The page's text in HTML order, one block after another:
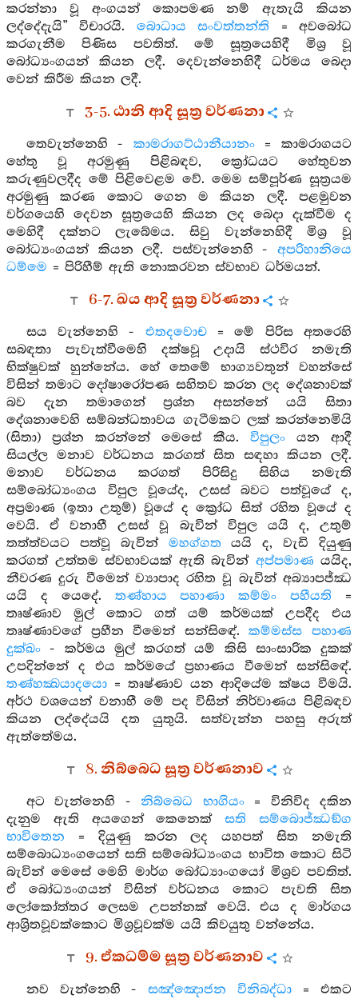
කරන්නා වූ අංගයන් කොපමණ නම් ඇතැයි කියන
ලද්දේදැයි” විචාරයි. බොධාය සංවත්තන්ති = අවබෝධ
කරගැනීම පිණිස පවතිත්. මේ සූත්‍රයෙහිදී මිශ්‍ර වූ
බෝධ්‍යංගයන් කියන ලදී. දෙවැන්නෙහිදී ධර්මය බෙදා
වෙන් කිරීම කියන ලදී.
3-5. ඨානි ආදි සූත්‍ර වර්ණනා
තෙවැන්නෙහි - කාමරාගට්ඨානීයානං= කාමරාගයට
හේතු වූ අරමුණු පිළිබඳව, ක්‍රෝධයට හේතුවන
කරුණුවලදීද මේ පිළිවෙළම වේ. මෙම සම්පූර්ණ සූත්‍රයම
අරමුණු කරණ කොට ගෙන ම කියන ලදී. පළමුවන
වර්ගයෙහි දෙවන සූත්‍රයෙහි කියන ලද බෙදා දැක්වීම ද
මෙහිදී දක්නට ලැබේමය. සිවු වැන්නෙහිදී මිශ්‍ර වූ
බෝධ්‍යංගයන් කියන ලදී. පස්වැන්නෙහි - අපරිහානියෙ
ධම්මෙ = පිරිහීම් ඇති නොකරවන ස්වභාව ධර්මයන්.
6-7. ඛය ආදි සූත්‍ර වර්ණනා
සය වැන්නෙහි - එතදවොච= මේ පිරිස අතරෙහි
සබඳතා පැවැත්වීමෙහි දක්ෂවූ උදායි ස්ථවිර නමැති
භික්ෂුවක් හුන්නේය. හේ තෙමේ භාග්‍යවතුන් වහන්සේ
විසින් තමාට දෝෂාරෝපණ සහිතව කරන ලද දේශනාවක්
බව දැන තමාගෙන් ප්‍රශ්න අසන්නේ යයි සිතා
දේශනාවෙහි සම්බන්ධතාවය ගැටීමකට ලක් කරන්නෙමියි
(සිතා) ප්‍රශ්න කරන්නේ මෙසේ කීය. විපුලංයන ආදී
සියල්ල මනාව වර්ධනය කරගත් සිත සඳහා කියන ලදී.
මනාව වර්ධනය කරගත් පිරිසිදු සිහිය නමැති
සම්බෝධ්‍යංගය විපුල වූයේද, උසස් බවට පත්වූයේ ද,
අප්‍රමාණ (ඉතා උතුම්) වූයේ ද ක්‍රෝධ සිත් රහිත වූයේ ද
වෙයි. ඒ වනාහී උසස් වූ බැවින් විපුල යයි ද, උතුම්
තත්ත්වයට පත්වූ බැවින් මහග්ගත යයි ද, වැඩි දියුණු
කරගත් උත්තම ස්වභාවයක් ඇති බැවින් අප්පමාණ යයිද,
නීවරණ දුරු වීමෙන් ව්‍යාපාද රහිත වූ බැවින් අබ්‍යාපජ්ඣ
යයි ද යෙදේ. තණ්හාය පහාණා කම්මං පහීයති =
තෘෂ්ණාව මුල් කොට ගත් යම් කර්මයක් උපදීද එය
තෘෂ්ණාවගේ ප්‍රහීන වීමෙන් සන්සිඳේ.කම්මස්ස පහාණ
දුක්ඛං- කර්මය මුල් කරගත් යම් කිසි සාංසාරික දුකක්
උපදින්නේ ද එය කර්මයේ ප්‍රහාණය වීමෙන් සන්සිඳේ.
තණ්හක්‍ඛයාදයො = තෘෂ්ණාව යන ආදියේම ක්ෂය වීමයි.
අර්ථ වශයෙන් වනාහී මේ පද විසින් නිර්වාණය පිළිබඳව
කියන ලද්දේයයි දත යුතුයි. සත්වැන්න පහසු අරුත්
ඇත්තේමය.
8. නිබ්බෙධ සූත්‍ර වර්ණනාව
අට වැන්නෙහි -නිබ්බෙධ භාගියං= විනිවිද දකින
දැනුම ඇති අයගෙන් කෙනෙක්සති සම්බොජ්ඣඞ්ග
භාවිතෙන = දියුණු කරන ලද යහපත් සිත නමැති
සම්බොධ්‍යංගයෙන් සති සම්බෝධ්‍යංගය භාවිත කොට සිටි
බැවින් මෙසේ මෙහි මාර්ග බෝධ්‍යාංගයෝ මිශ්‍රව පවතිත්.
ඒ බෝධ්‍යංගයන් විසින් වර්ධනය කොට පැවති සිත
ලෝකෝත්තර ලෙසම උපන්නක් වෙයි. එය ද මාර්ගය
ආශ්‍රිතවූවක්කොට මිශ්‍රවූවක්ම යයි කිවයුතු වන්නේය.
9. ඒකධම්ම සූත්‍ර වර්ණනාව
නව වැන්නෙහි -සඤ්ඤොජන විනිබද්ධා = එකට